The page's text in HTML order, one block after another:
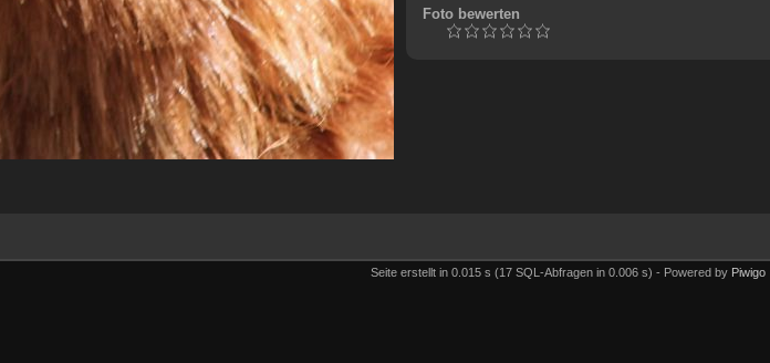
Foto bewerten
Seite erstellt in 0.015 s (17 SQL-Abfragen in 0.006 s) - Powered by Piwigo